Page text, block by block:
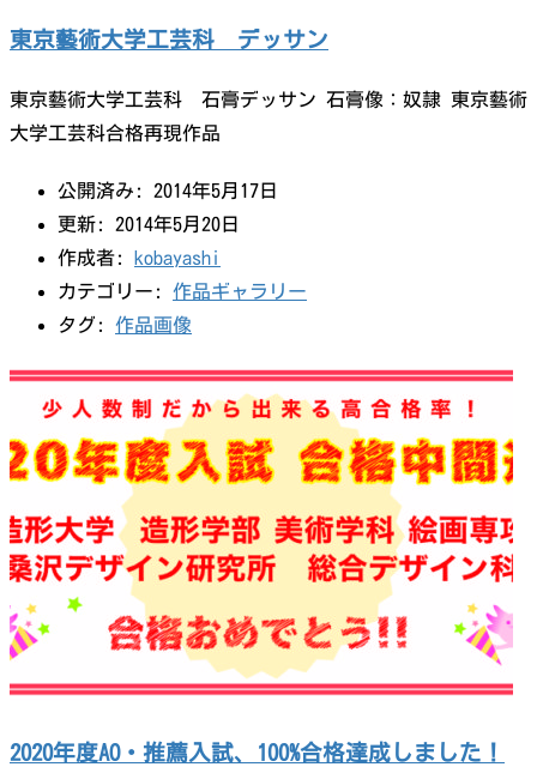
東京藝術大学工芸科 デッサン
東京藝術大学工芸科 石膏デッサン 石膏像：奴隷 東京藝術
大学工芸科合格再現作品
公開済み: 2014年5月17日
更新: 2014年5月20日
作成者:
kobayashi
カテゴリー: 作品ギャラリー
タグ: 作品画像
2020年度AO・推薦入試、100%合格達成しました！